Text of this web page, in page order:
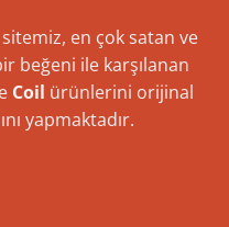
en çok satan ve
beğeni ile karşılanan
Coil ürünlerini orijinal
yapmaktadır.